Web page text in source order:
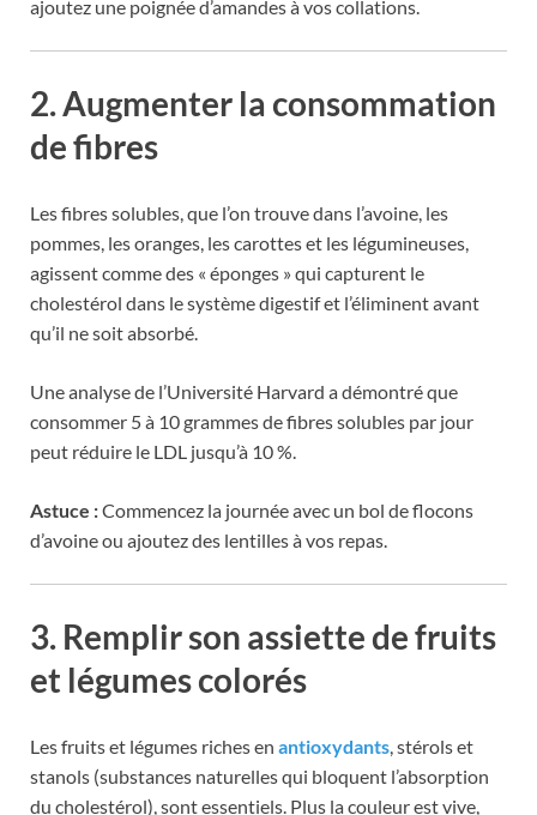
ajoutez une poignée d’amandes à vos collations.
2. Augmenter la consommation
de fibres
Les fibres solubles, que l’on trouve dans l’avoine, les
pommes, les oranges, les carottes et les légumineuses,
agissent comme des « éponges » qui capturent le
cholestérol dans le système digestif et l’éliminent avant
qu’il ne soit absorbé.
Une analyse de l’Université Harvard a démontré que
consommer 5 à 10 grammes de fibres solubles par jour
peut réduire le LDL jusqu’à 10 %.
Astuce :Commencez la journée avec un bol de flocons
d’avoine ou ajoutez des lentilles à vos repas.
3. Remplir son assiette de fruits
et légumes colorés
Les fruits et légumes riches en antioxydants, stérols et
stanols (substances naturelles qui bloquent l’absorption
du cholestérol), sont essentiels. Plus la couleur est vive,